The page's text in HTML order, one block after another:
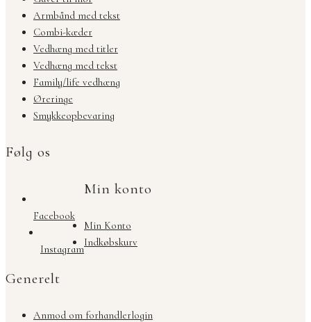
Armbånd med tekst
Combi-kæder
Vedhæng med titler
Vedhæng med tekst
Family/life vedhæng
Øreringe
Smykkeopbevaring
Følg os
Facebook
Instagram
Min konto
Min Konto
Indkøbskurv
Generelt
Anmod om forhandlerlogin